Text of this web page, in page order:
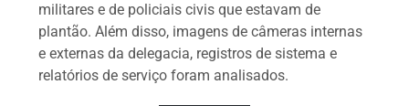
militares e de policiais civis que estavam de
plantão. Além disso, imagens de câmeras internas
e externas da delegacia, registros de sistema e
relatórios de serviço foram analisados.